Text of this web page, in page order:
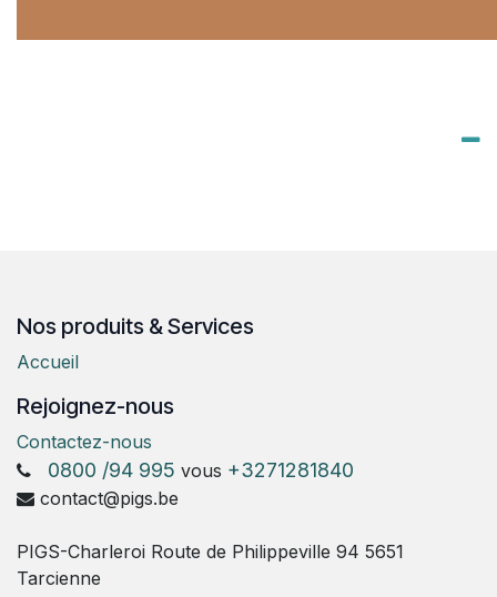
Nos produits & Services
Accueil
Rejoignez-nous
Contactez-nous
0800 /94 995 vous +3271281840
contact@pigs.be
PIGS-Charleroi Route de Philippeville 94 5651
Tarcienne